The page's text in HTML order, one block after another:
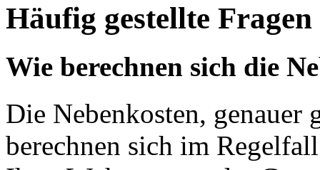
Häufig gestellte
Wie berechnen sich die
Die Nebenkosten, genauer
berechnen sich im